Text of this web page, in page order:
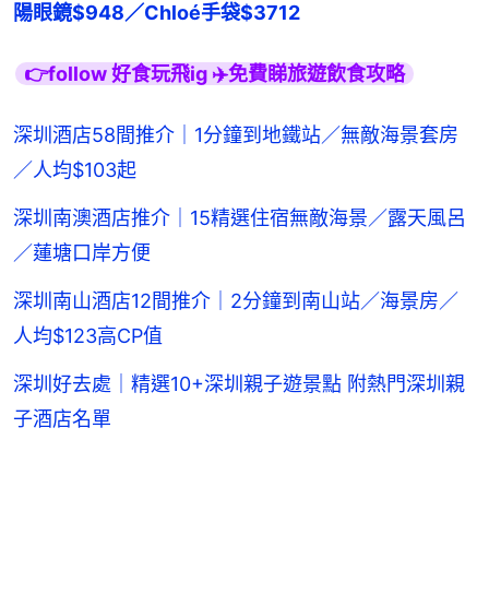
陽眼鏡$948／Chloé手袋$3712
👉follow 好食玩飛ig ✈️免費睇旅遊飲食攻略
深圳酒店58間推介｜1分鐘到地鐵站／無敵海景套房
／人均$103起
深圳南澳酒店推介｜15精選住宿無敵海景／露天風呂
／蓮塘口岸方便
深圳南山酒店12間推介｜2分鐘到南山站／海景房／
人均$123高CP值
深圳好去處｜精選10+深圳親子遊景點 附熱門深圳親
子酒店名單